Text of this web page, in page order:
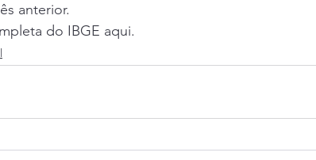
anterior.
do IBGE aqui.